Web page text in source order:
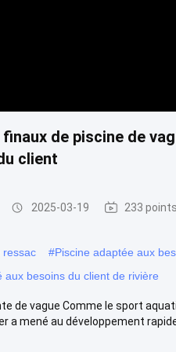
de piscine de
client
2025-03-19 233
ressac #Piscine adaptée aux
besoins du client de rivière
de vague Comme le sport
a mené au développement